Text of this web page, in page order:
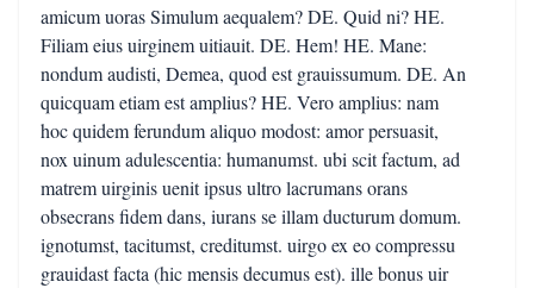
amicum uoras Simulum aequalem? DE. Quid ni? HE.
Filiam eius uirginem uitiauit. DE. Hem! HE. Mane:
nondum audisti, Demea, quod est grauissumum. DE. An
quicquam etiam est amplius? HE. Vero amplius: nam
hoc quidem ferundum aliquo modost: amor persuasit,
nox uinum adulescentia: humanumst. ubi scit factum, ad
matrem uirginis uenit ipsus ultro lacrumans orans
obsecrans fidem dans, iurans se illam ducturum domum.
ignotumst, tacitumst, creditumst. uirgo ex eo compressu
grauidast facta (hic mensis decumus est). ille bonus uir